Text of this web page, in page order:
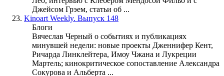
Джейсом Грэем, статьи об ...
23. Kinoart Weekly. Выпуск 148
Блоги
Вячеслав Черный о событиях и публикациях
минувшей недели: новые проекты Дженнифер Кент,
Ричарда Линклейтера, Имоу Чжана и Лукреции
Мартель; кинокритическое сопоставление Александра
Сокурова и Альберта ...